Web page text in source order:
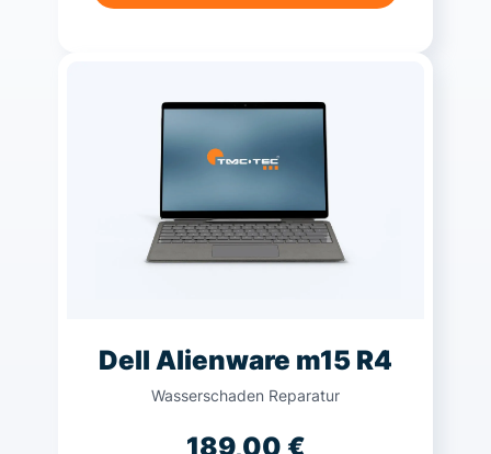
Dell Alienware m15 R4
Wasserschaden Reparatur
189,00 €